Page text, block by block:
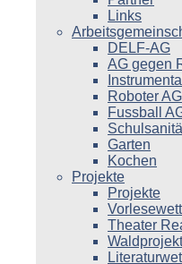
Links
DELF-AG
AG gegen
Roboter AG
Fussball
Garten
Kochen
Projekte
Projekte
Theater
Waldprojekt